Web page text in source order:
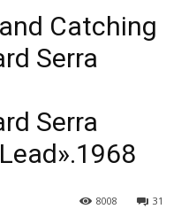
Catching
Serra
Serra
31
8008